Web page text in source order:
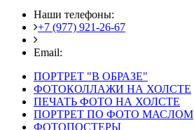
Наши телефоны:
+7 (977) 921-26-67
Email:
ПОРТРЕТ "В ОБРАЗЕ"
ФОТОКОЛЛАЖИ НА ХОЛСТЕ
ПЕЧАТЬ ФОТО НА ХОЛСТЕ
ПОРТРЕТ ПО ФОТО МАСЛОМ
ФОТОПОСТЕРЫ